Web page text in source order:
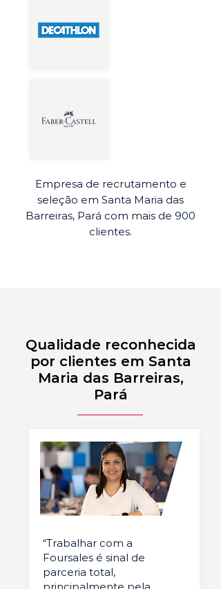
Empresa de recrutamento e
seleção em Santa Maria das
Barreiras, Pará com mais de 900
clientes.
Qualidade reconhecida
por clientes em Santa
Maria das Barreiras,
Pará
“Trabalhar com a
Foursales é sinal de
parceria total,